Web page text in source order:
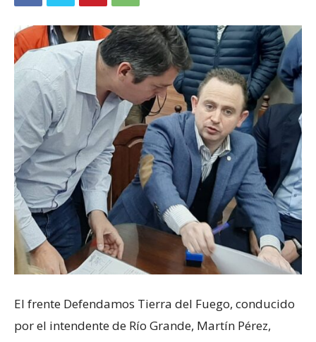
El frente Defendamos Tierra del Fuego, conducido
por el intendente de Río Grande, Martín Pérez,